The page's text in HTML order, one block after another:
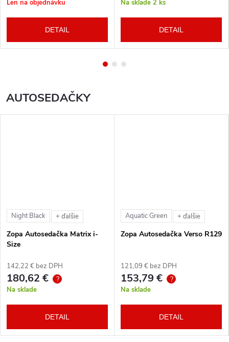
Len na objednávku
DETAIL
Na sklade 2 ks
DETAIL
AUTOSEDAČKY
Night Black + ďalšie
Zopa Autosedačka Matrix i-
Size
142,22 € bez DPH
180,62 € ?
Na sklade
DETAIL
Aquatic Green + ďalšie
Zopa Autosedačka Verso R129
121,09 € bez DPH
153,79 € ?
Na sklade
DETAIL